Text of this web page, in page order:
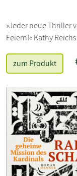
»Jeder neue Thriller
Feiern!« Kathy Reichs
zum Produkt